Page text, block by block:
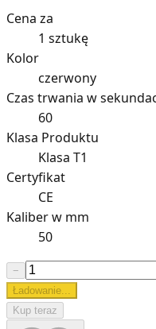
Cena za
1 sztukę
Kolor
czerwony
Czas trwania w
60
Klasa Produktu
Klasa T1
Certyfikat
CE
Kaliber w mm
50
−
Ładowanie...
Kup teraz